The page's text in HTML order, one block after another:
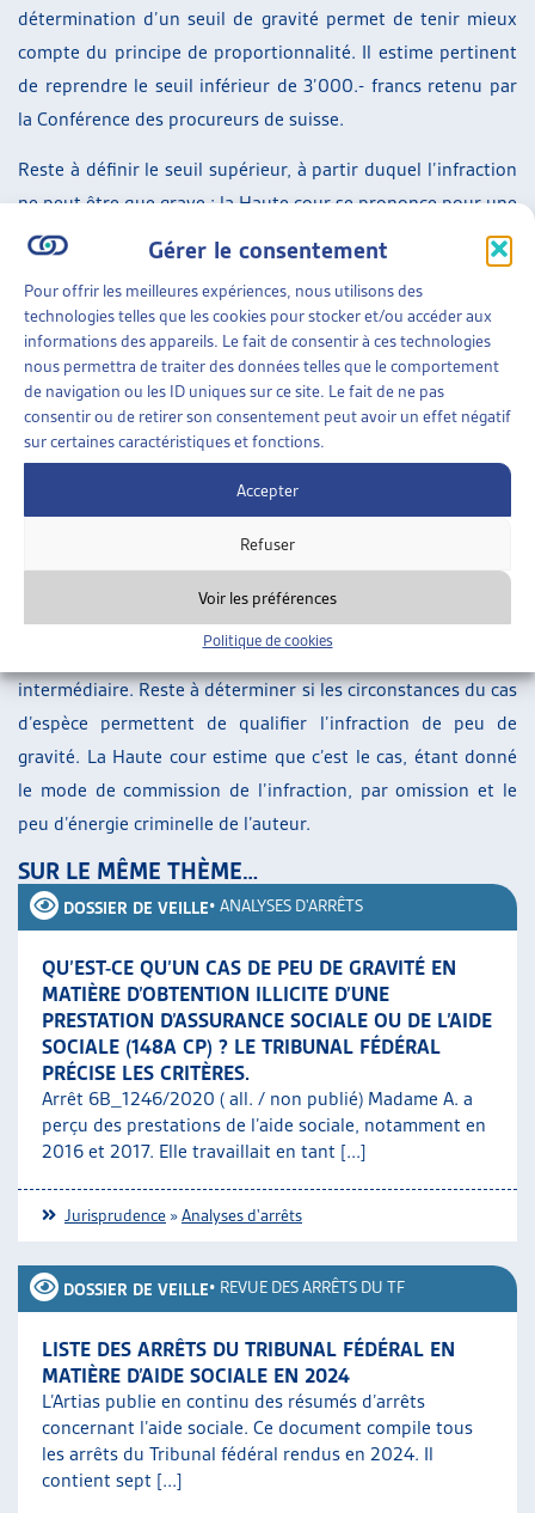
Gérer le consentement
Pour offrir les meilleures expériences, nous utilisons des
technologies telles que les cookies pour stocker et/ou accéder aux
informations des appareils. Le fait de consentir à ces technologies
nous permettra de traiter des données telles que le comportement
de navigation ou les ID uniques sur ce site. Le fait de ne pas
consentir ou de retirer son consentement peut avoir un effet négatif
sur certaines caractéristiques et fonctions.
Accepter
Refuser
Voir les préférences
Politique de cookies
détermination d’un seuil de gravité permet de tenir mieux
compte du principe de proportionnalité. Il estime pertinent
de reprendre le seuil inférieur de 3’000.- francs retenu par
la Conférence des procureurs de suisse.
Reste à définir le seuil supérieur, à partir duquel l’infraction
ne peut être que grave : la Haute cour se prononce pour une
limite de 36’000.- francs, ce qui représentent six mois de
Entre le seuil inférieur de 3’000.- francs et celui, supérieur,
de 35’999.99, la qualification du délit demande un examen
approfondi et dépend du degré de culpabilité de l’auteur, de
ses motifs, de la durée de la commission de l’acte, de
l’énergie criminelle nécessaire pour le réaliser et de
l’ensemble des circonstances de l’infraction.
Le Tribunal fédéral rappelle par ailleurs que si l’escroquerie
est réalisée, peu importe le montant du délit, c’est cette
infraction qui sera retenue.
Dans le cas d’espèce, l’infraction se situe en bas de la zone
intermédiaire. Reste à déterminer si les circonstances du cas
d’espèce permettent de qualifier l’infraction de peu de
gravité. La Haute cour estime que c’est le cas, étant donné
le mode de commission de l’infraction, par omission et le
peu d’énergie criminelle de l’auteur.
SUR LE MÊME THÈME…
DOSSIER DE VEILLE• ANALYSES D'ARRÊTS
QU’EST-CE QU’UN CAS DE PEU DE GRAVITÉ EN
MATIÈRE D’OBTENTION ILLICITE D’UNE
PRESTATION D’ASSURANCE SOCIALE OU DE L’AIDE
SOCIALE (148A CP) ? LE TRIBUNAL FÉDÉRAL
PRÉCISE LES CRITÈRES.
Arrêt 6B_1246/2020 ( all. / non publié) Madame A. a
perçu des prestations de l’aide sociale, notamment en
2016 et 2017. Elle travaillait en tant [...]
Jurisprudence »Analyses d'arrêts
DOSSIER DE VEILLE• REVUE DES ARRÊTS DU TF
LISTE DES ARRÊTS DU TRIBUNAL FÉDÉRAL EN
MATIÈRE D’AIDE SOCIALE EN 2024
L’Artias publie en continu des résumés d’arrêts
concernant l’aide sociale. Ce document compile tous
les arrêts du Tribunal fédéral rendus en 2024. Il
contient sept [...]